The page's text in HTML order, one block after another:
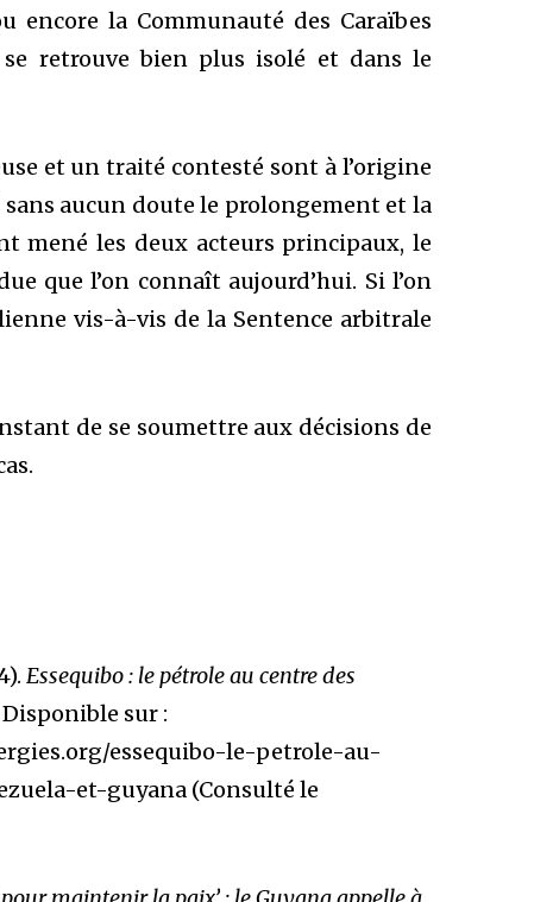
encore la Communauté des Caraïbes
se retrouve bien plus isolé et dans le
et un traité contesté sont à l’origine
sans aucun doute le prolongement et la
mené les deux acteurs principaux, le
que l’on connaît aujourd’hui. Si l’on
vis-à-vis de la Sentence arbitrale
de se soumettre aux décisions de
Essequibo : le pétrole au centre des
Disponible sur :
essequibo-le-petrole-au-
et-guyana (Consulté le